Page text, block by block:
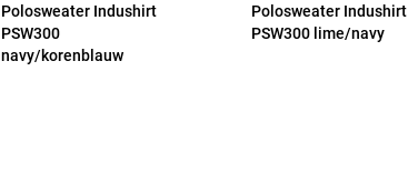
Polosweater Indushirt
PSW300
navy/korenblauw
Polosweater Indushirt
PSW300 lime/navy